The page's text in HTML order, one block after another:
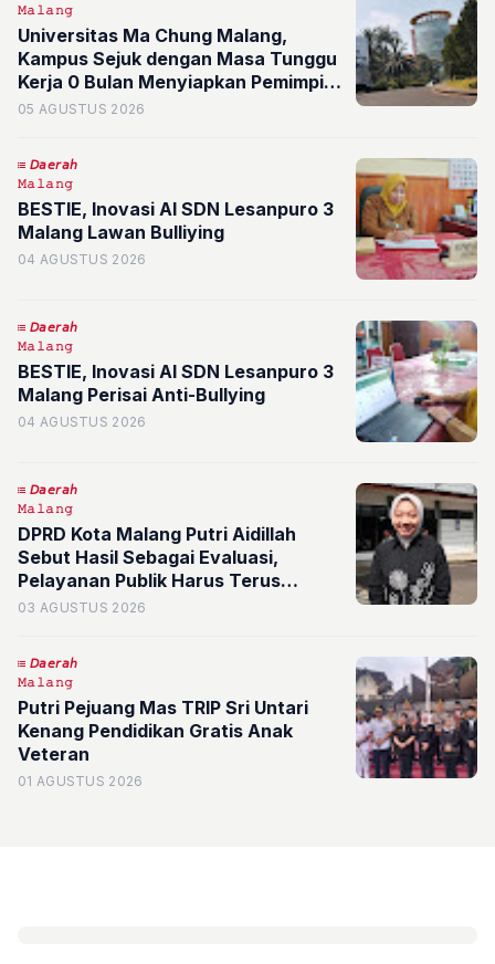
𝙼𝚊𝚕𝚊𝚗𝚐
Universitas Ma Chung Malang,
Kampus Sejuk dengan Masa Tunggu
Kerja 0 Bulan Menyiapkan Pemimpin
Masa Depan
05 AGUSTUS 2026
𝘋𝘢𝘦𝘳𝘢𝘩
𝙼𝚊𝚕𝚊𝚗𝚐
BESTIE, Inovasi AI SDN Lesanpuro 3
Malang Lawan Bulliying
04 AGUSTUS 2026
𝘋𝘢𝘦𝘳𝘢𝘩
𝙼𝚊𝚕𝚊𝚗𝚐
BESTIE, Inovasi AI SDN Lesanpuro 3
Malang Perisai Anti-Bullying
04 AGUSTUS 2026
𝘋𝘢𝘦𝘳𝘢𝘩
𝙼𝚊𝚕𝚊𝚗𝚐
DPRD Kota Malang Putri Aidillah
Sebut Hasil Sebagai Evaluasi,
Pelayanan Publik Harus Terus
Ditingkatkan
03 AGUSTUS 2026
𝘋𝘢𝘦𝘳𝘢𝘩
𝙼𝚊𝚕𝚊𝚗𝚐
Putri Pejuang Mas TRIP Sri Untari
Kenang Pendidikan Gratis Anak
Veteran
01 AGUSTUS 2026